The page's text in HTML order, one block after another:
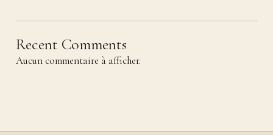
Recent Comments
Aucun commentaire à afficher.